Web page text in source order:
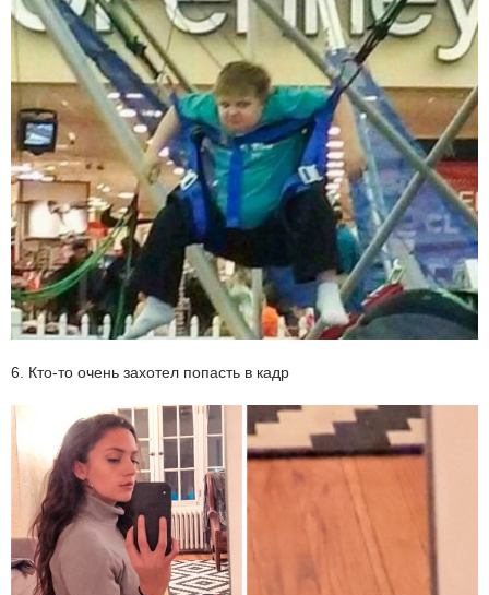
6. Кто-то очень захотел попасть в кадр